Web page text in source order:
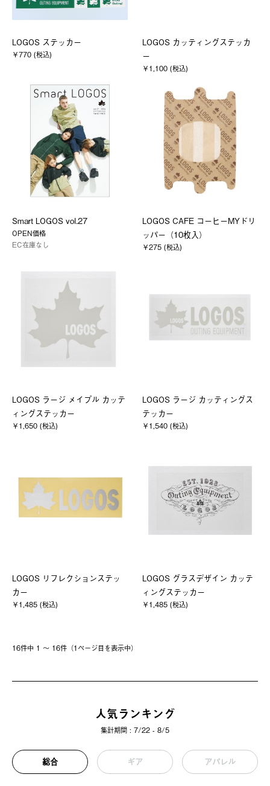
LOGOS ステッカー
￥770 (税込)
LOGOS カッティングステッカ
ー
￥1,100 (税込)
Smart LOGOS vol.27
OPEN価格
EC在庫なし
LOGOS CAFE コーヒーMYドリ
ッパー（10枚入）
￥275 (税込)
LOGOS ラージ メイプル カッテ
ィングステッカー
￥1,650 (税込)
LOGOS ラージ カッティングス
テッカー
￥1,540 (税込)
LOGOS リフレクションステッ
カー
￥1,485 (税込)
LOGOS グラスデザイン カッテ
ィングステッカー
￥1,485 (税込)
16件中 1 〜 16件（1ページ⽬を表⽰中）
人気ランキング
集計期間 : 7/22 - 8/5
総合 ギア アパレル